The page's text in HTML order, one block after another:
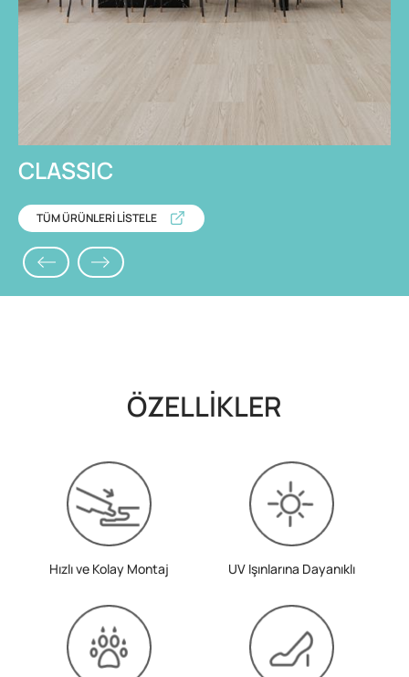
CLASSIC
TÜM ÜRÜNLERİ LİSTELE
ÖZELLİKLER
Hızlı ve Kolay Montaj UV Işınlarına Dayanıklı